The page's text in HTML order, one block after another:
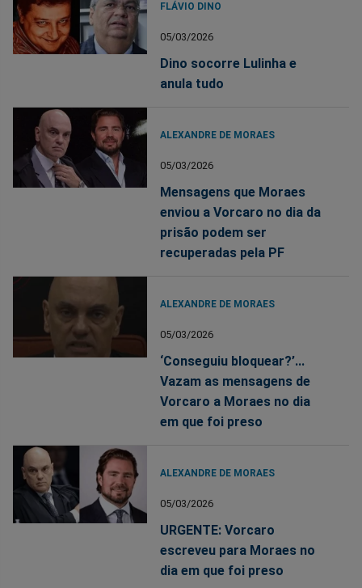
FLÁVIO DINO
05/03/2026
Dino socorre Lulinha e
anula tudo
ALEXANDRE DE MORAES
05/03/2026
Mensagens que Moraes
enviou a Vorcaro no dia da
prisão podem ser
recuperadas pela PF
ALEXANDRE DE MORAES
05/03/2026
‘Conseguiu bloquear?’...
Vazam as mensagens de
Vorcaro a Moraes no dia
em que foi preso
ALEXANDRE DE MORAES
05/03/2026
URGENTE: Vorcaro
escreveu para Moraes no
dia em que foi preso